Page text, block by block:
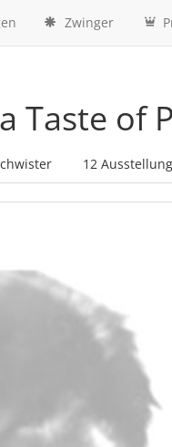
Zwinger
Taste of
12